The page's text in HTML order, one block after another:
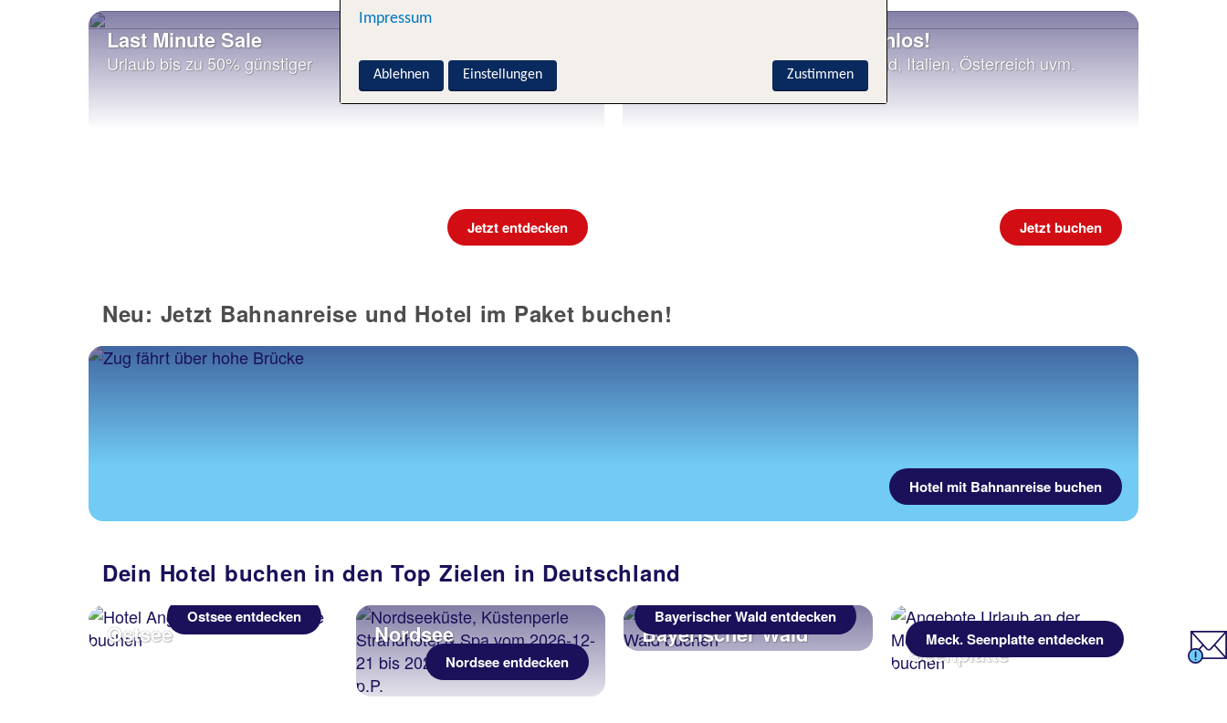
Last Minute Sale
Urlaub bis zu 50% günstiger
Jetzt entdecken
Kinder übernachten kostenlos!
Bei eigener Anreise in Deutschland, Italien, Österreich uvm.
Jetzt buchen
Neu: Jetzt Bahnanreise und Hotel im Paket buchen!
Hotel mit Bahnanreise buchen
Dein Hotel buchen in den Top Zielen in Deutschland
Ostsee
Ostsee entdecken
Nordsee
Nordsee entdecken
Bayerischer Wald
Bayerischer Wald entdecken
Mecklenburgische
Seenplatte
Meck. Seenplatte entdecken
Impressum
Zustimmen
Ablehnen Einstellungen